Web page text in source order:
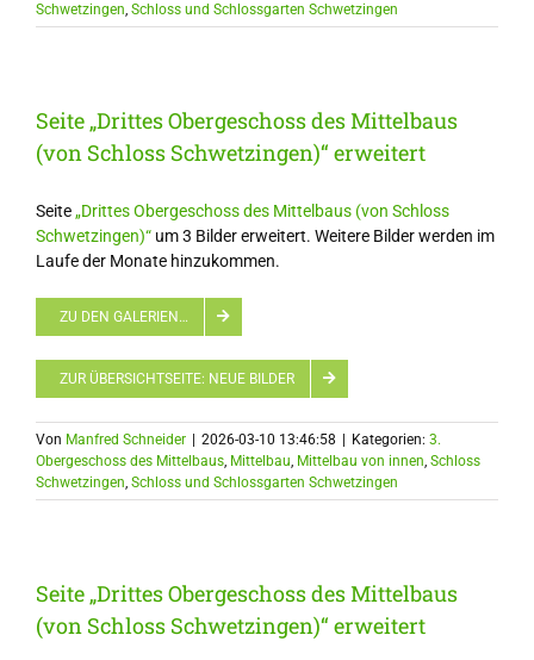
Schwetzingen, Schloss und Schlossgarten Schwetzingen
Seite „Drittes Obergeschoss des Mittelbaus
(von Schloss Schwetzingen)“ erweitert
Seite„Drittes Obergeschoss des Mittelbaus (von Schloss
Schwetzingen)“um 3 Bilder erweitert. Weitere Bilder werden im
Laufe der Monate hinzukommen.
ZU DEN GALERIEN…
ZUR ÜBERSICHTSEITE: NEUE BILDER
Von Manfred Schneider 2026-03-10 13:46:58 Kategorien: 3.
Obergeschoss des Mittelbaus, Mittelbau, Mittelbau von innen, Schloss
Schwetzingen, Schloss und Schlossgarten Schwetzingen
Seite „Drittes Obergeschoss des Mittelbaus
(von Schloss Schwetzingen)“ erweitert